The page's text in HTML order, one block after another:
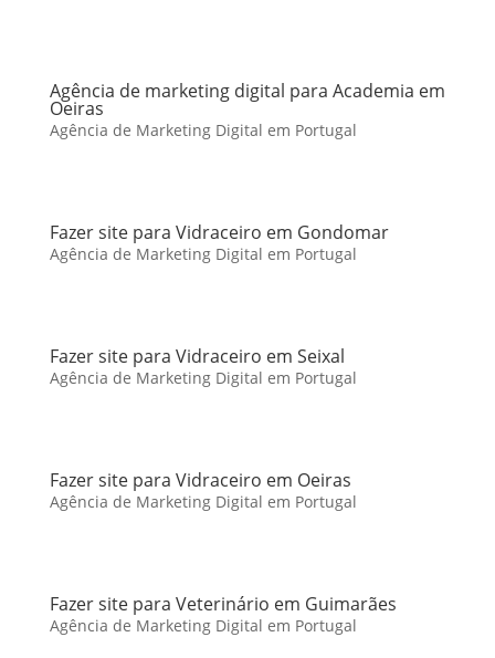
Agência de marketing digital para Academia em
Oeiras
Agência de Marketing Digital em Portugal
Fazer site para Vidraceiro em Gondomar
Agência de Marketing Digital em Portugal
Fazer site para Vidraceiro em Seixal
Agência de Marketing Digital em Portugal
Fazer site para Vidraceiro em Oeiras
Agência de Marketing Digital em Portugal
Fazer site para Veterinário em Guimarães
Agência de Marketing Digital em Portugal